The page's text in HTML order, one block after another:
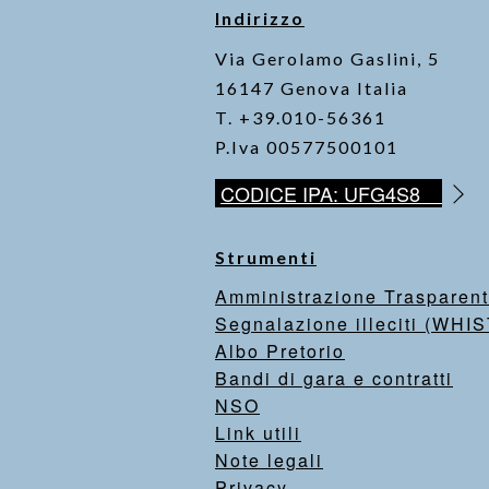
Indirizzo
Via Gerolamo Gaslini, 5
16147 Genova Italia
T. +39.010-56361
P.Iva 00577500101
CODICE IPA: UFG4S8
Strumenti
Amministrazione
Segnalazione illeciti
Albo Pretorio
Bandi di gara e contratti
NSO
Link utili
Note legali